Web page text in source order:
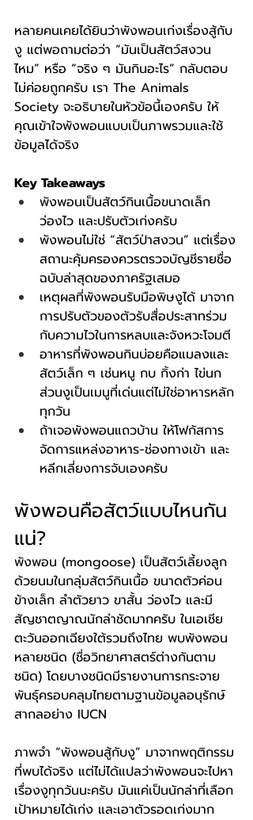
หลายคนเคยได้ยินว่าพังพอนเก่งเรื่องสู้กับ
งู แต่พอถามต่อว่า “มันเป็นสัตว์สงวน
ไหม” หรือ “จริง ๆ มันกินอะไร” กลับตอบ
ไม่ค่อยถูกครับ เรา The Animals
Society จะอธิบายในหัวข้อนี้เองครับ ให้
คุณเข้าใจพังพอนแบบเป็นภาพรวมและใช้
ข้อมูลได้จริง
Key Takeaways
พังพอนเป็นสัตว์กินเนื้อขนาดเล็ก
ว่องไว และปรับตัวเก่งครับ
พังพอนไม่ใช่ “สัตว์ป่าสงวน” แต่เรื่อง
สถานะคุ้มครองควรตรวจบัญชีรายชื่อ
ฉบับล่าสุดของภาครัฐเสมอ
เหตุผลที่พังพอนรับมือพิษงูได้ มาจาก
การปรับตัวของตัวรับสื่อประสาทร่วม
กับความไวในการหลบและจังหวะโจมตี
อาหารที่พังพอนกินบ่อยคือแมลงและ
สัตว์เล็ก ๆ เช่นหนู กบ กิ้งก่า ไข่นก
ส่วนงูเป็นเมนูที่เด่นแต่ไม่ใช่อาหารหลัก
ทุกวัน
ถ้าเจอพังพอนแถวบ้าน ให้โฟกัสการ
จัดการแหล่งอาหาร-ช่องทางเข้า และ
หลีกเลี่ยงการจับเองครับ
พังพอนคือสัตว์แบบไหนกัน
แน่?
พังพอน (mongoose) เป็นสัตว์เลี้ยงลูก
ด้วยนมในกลุ่มสัตว์กินเนื้อ ขนาดตัวค่อน
ข้างเล็ก ลำตัวยาว ขาสั้น ว่องไว และมี
สัญชาตญาณนักล่าชัดมากครับ ในเอเชีย
ตะวันออกเฉียงใต้รวมถึงไทย พบพังพอน
หลายชนิด (ชื่อวิทยาศาสตร์ต่างกันตาม
ชนิด) โดยบางชนิดมีรายงานการกระจาย
พันธุ์ครอบคลุมไทยตามฐานข้อมูลอนุรักษ์
สากลอย่าง IUCN
ภาพจำ “พังพอนสู้กับงู” มาจากพฤติกรรม
ที่พบได้จริง แต่ไม่ได้แปลว่าพังพอนจะไปหา
เรื่องงูทุกวันนะครับ มันแค่เป็นนักล่าที่เลือก
เป้าหมายได้เก่ง และเอาตัวรอดเก่งมาก